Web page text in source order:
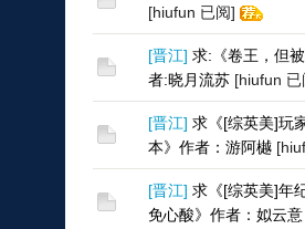
[hiufun 已阅]
[晋江] 求:《卷王，但
者:晓月流苏 [hiufun 已
[晋江] 求《[综英美]玩
本》作者：游阿樾
[晋江] 求《[综英美]年
免心酸》作者：姒云意